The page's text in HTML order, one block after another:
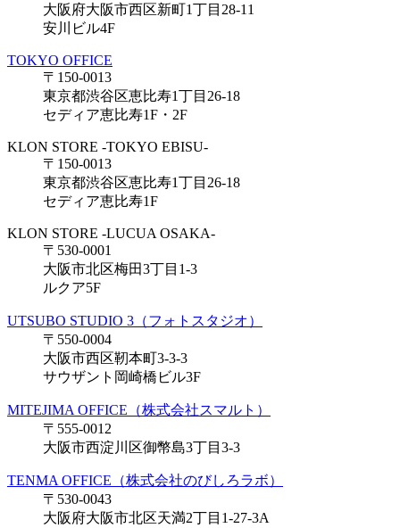
大阪府大阪市西区新町1丁目28-11
安川ビル4F
TOKYO OFFICE
〒150-0013
東京都渋谷区恵比寿1丁目26-18
セディア恵比寿1F・2F
KLON STORE -TOKYO EBISU-
〒150-0013
東京都渋谷区恵比寿1丁目26-18
セディア恵比寿1F
KLON STORE -LUCUA OSAKA-
〒530-0001
大阪市北区梅田3丁目1-3
ルクア5F
UTSUBO STUDIO 3（フォトスタジオ）
〒550-0004
大阪市西区靭本町3-3-3
サウザント岡崎橋ビル3F
MITEJIMA OFFICE（株式会社スマルト）
〒555-0012
大阪市西淀川区御幣島3丁目3-3
TENMA OFFICE（株式会社のびしろラボ）
〒530-0043
大阪府大阪市北区天満2丁目1-27-3A